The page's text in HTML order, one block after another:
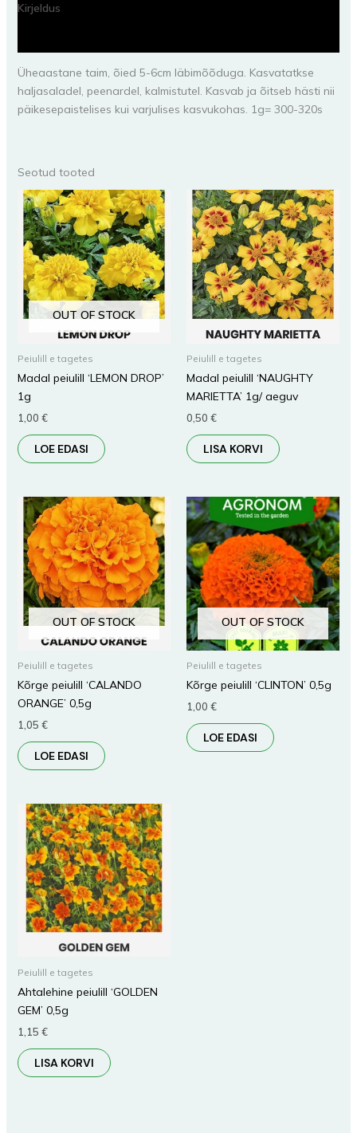
Kirjeldus
Üheaastane taim, õied 5-6cm läbimõõduga. Kasvatatkse
haljasaladel, peenardel, kalmistutel. Kasvab ja õitseb hästi nii
päikesepaistelises kui varjulises kasvukohas. 1g= 300-320s
Seotud tooted
OUT OF STOCK
Peiulill e tagetes
Madal peiulill ‘LEMON DROP’
1g
1,00 €
LOE EDASI
Peiulill e tagetes
Madal peiulill ‘NAUGHTY
MARIETTA’ 1g/ aeguv
0,50 €
LISA KORVI
OUT OF STOCK
Peiulill e tagetes
Kõrge peiulill ‘CALANDO
ORANGE’ 0,5g
1,05 €
LOE EDASI
OUT OF STOCK
Peiulill e tagetes
Kõrge peiulill ‘CLINTON’ 0,5g
1,00 €
LOE EDASI
Peiulill e tagetes
Ahtalehine peiulill ‘GOLDEN
GEM’ 0,5g
1,15 €
LISA KORVI